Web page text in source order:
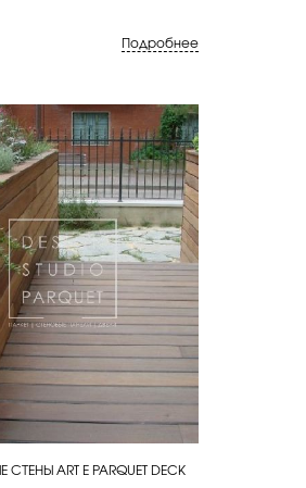
Подробнее
ART E PARQUET DECK